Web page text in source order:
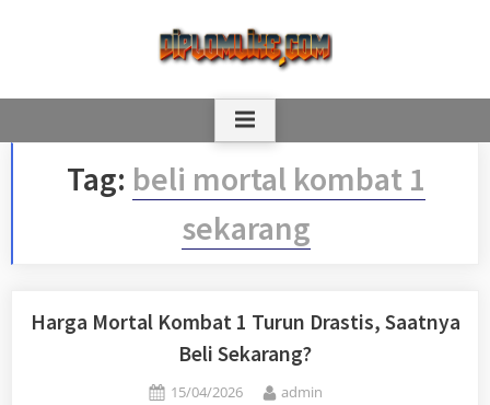
Tag: beli mortal kombat 1
sekarang
Harga Mortal Kombat 1 Turun Drastis, Saatnya
Beli Sekarang?
Posted
15/04/2026 By
admin